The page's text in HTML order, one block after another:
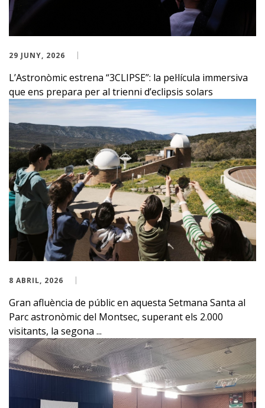
29 JUNY, 2026
L’Astronòmic estrena “3CLIPSE”: la pel·lícula immersiva
que ens prepara per al trienni d’eclipsis solars
8 ABRIL, 2026
Gran afluència de públic en aquesta Setmana Santa al
Parc astronòmic del Montsec, superant els 2.000
visitants, la segona ...